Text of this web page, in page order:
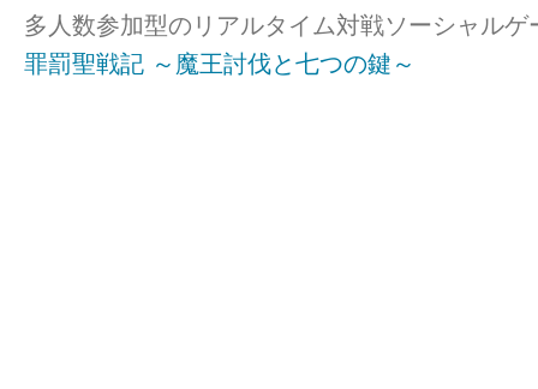
多人数参加型のリアルタイム対戦ソーシャルゲ
罪罰聖戦記 ～魔王討伐と七つの鍵～